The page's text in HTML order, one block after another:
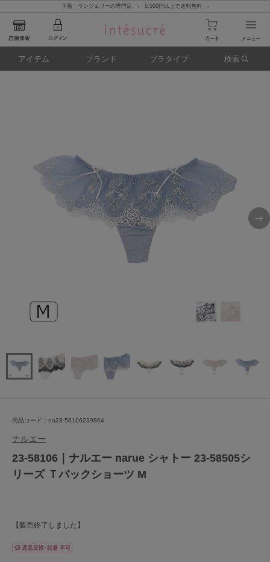
下着・ランジェリーの専門店 - 5,500円以上で送料無料 -
アイテム ブランド ブラタイプ 検索
商品コード：na23-58106239804
ナルエー
23-58106｜ナルエー narue シャトー 23-58505シ
リーズ Ｔバックショーツ M
【販売終了しました】